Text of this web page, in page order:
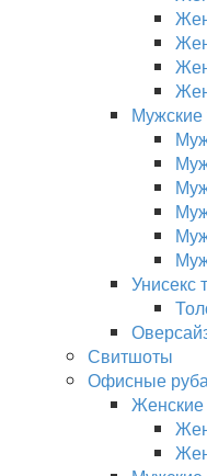
Мужские
Унисекс
Свитшоты
Офисные